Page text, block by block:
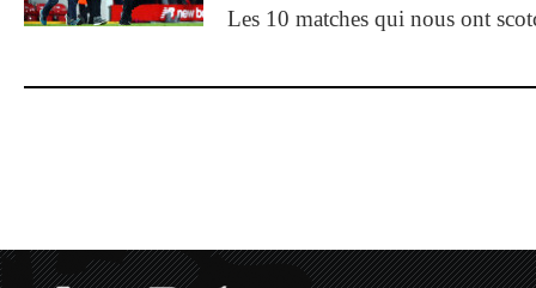
Les 10 matches qui nous ont